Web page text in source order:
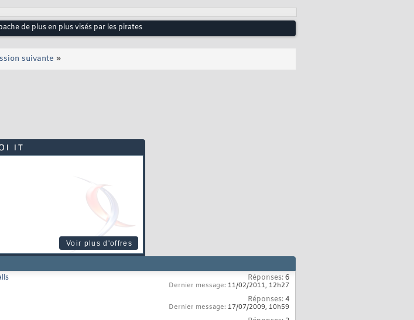
de plus en plus visés par les pirates
suivante »
Voir plus d'offres
Réponses:6
Dernier message: 11/02/2011, 12h27
Réponses:4
Dernier message: 17/07/2009, 10h59